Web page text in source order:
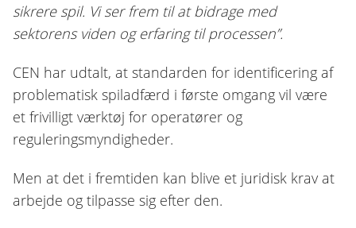
sikrere spil. Vi ser frem til at bidrage med
sektorens viden og erfaring til processen”.
CEN har udtalt, at standarden for identificering af
problematisk spiladfærd i første omgang vil være
et frivilligt værktøj for operatører og
reguleringsmyndigheder.
Men at det i fremtiden kan blive et juridisk krav at
arbejde og tilpasse sig efter den.